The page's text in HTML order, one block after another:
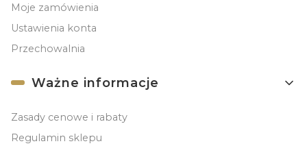
Moje zamówienia
Ustawienia konta
Przechowalnia
Ważne informacje
Zasady cenowe i rabaty
Regulamin sklepu